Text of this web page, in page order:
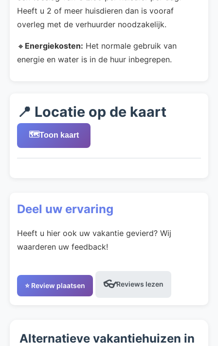
Heeft u 2 of meer huisdieren dan is vooraf
overleg met de verhuurder noodzakelijk.
🔸 Energiekosten: Het normale gebruik van
energie en water is in de huur inbegrepen.
📍 Locatie op de kaart
🗺️Toon kaart
Deel uw ervaring
Heeft u hier ook uw vakantie gevierd? Wij
waarderen uw feedback!
⭐ Review plaatsen 👓Reviews lezen
Alternatieve vakantiehuizen in